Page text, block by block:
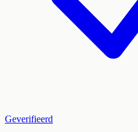
Geverifieerd